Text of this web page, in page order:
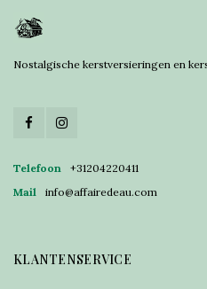
Nostalgische kerstversieringen en
Telefoon
+31204220411
Mail
info@affairedeau.com
KLANTENSERVICE